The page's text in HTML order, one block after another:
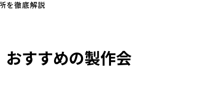
を​徹底解説
すすめの製作会